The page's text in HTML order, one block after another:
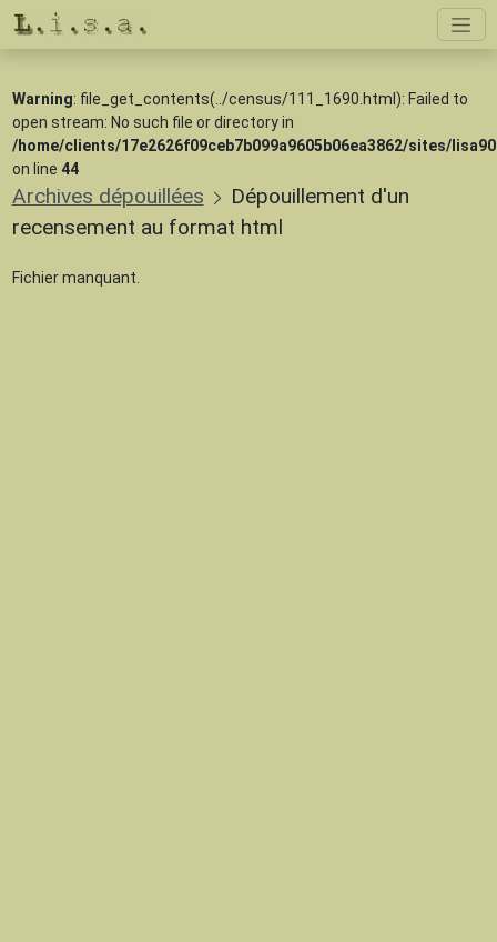
Warning: file_get_contents(../census/111_1690.html): Failed to
open stream: No such file or directory in
/home/clients/17e2626f09ceb7b099a9605b06ea3862/sites/
on line 44
Archives dépouillées
Dépouillement d'un
recensement au format html
Fichier manquant.